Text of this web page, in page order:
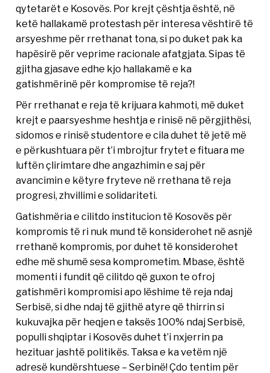
qytetarët e Kosovës. Por krejt çështja është, në
ketë hallakamë protestash për interesa vështirë të
arsyeshme për rrethanat tona, si po duket pak ka
hapësirë për veprime racionale afatgjata. Sipas të
gjitha gjasave edhe kjo hallakamë e ka
gatishmërinë për kompromise të reja?!
Për rrethanat e reja të krijuara kahmoti, më duket
krejt e paarsyeshme heshtja e rinisë në përgjithësi,
sidomos e rinisë studentore e cila duhet të jetë më
e përkushtuara për t’i mbrojtur frytet e fituara me
luftën çlirimtare dhe angazhimin e saj për
avancimin e këtyre fryteve në rrethana të reja
progresi, zhvillimi e solidariteti.
Gatishmëria e cilitdo institucion të Kosovës për
kompromis të ri nuk mund të konsiderohet në asnjë
rrethanë kompromis, por duhet të konsiderohet
edhe më shumë sesa komprometim. Mbase, është
momenti i fundit që cilitdo që guxon te ofroj
gatishmëri kompromisi apo lëshime të reja ndaj
Serbisë, si dhe ndaj të gjithë atyre që thirrin si
kukuvajka për heqjen e taksës 100% ndaj Serbisë,
populli shqiptar i Kosovës duhet t’i nxjerrin pa
hezituar jashtë politikës. Taksa e ka vetëm një
adresë kundërshtuese – Serbinë! Çdo tentim për